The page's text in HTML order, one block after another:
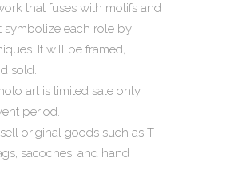
that fuses with motifs and
symbolize each role by
It will be framed,
sold.
art is limited sale only
period.
original goods such as T-
sacoches, and hand